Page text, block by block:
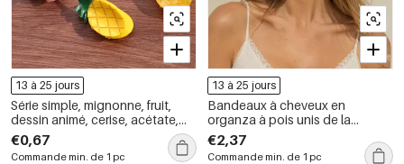
13 à 25 jours
Série simple, mignonne, fruit,
dessin animé, cerise, acétate,
griffes à cheveux
€0,67
Commande min. de 1 pc
13 à 25 jours
Bandeaux à cheveux en
organza à pois unis de la
collection Simple Series Daily
€2,37
Commande min. de 1 pc